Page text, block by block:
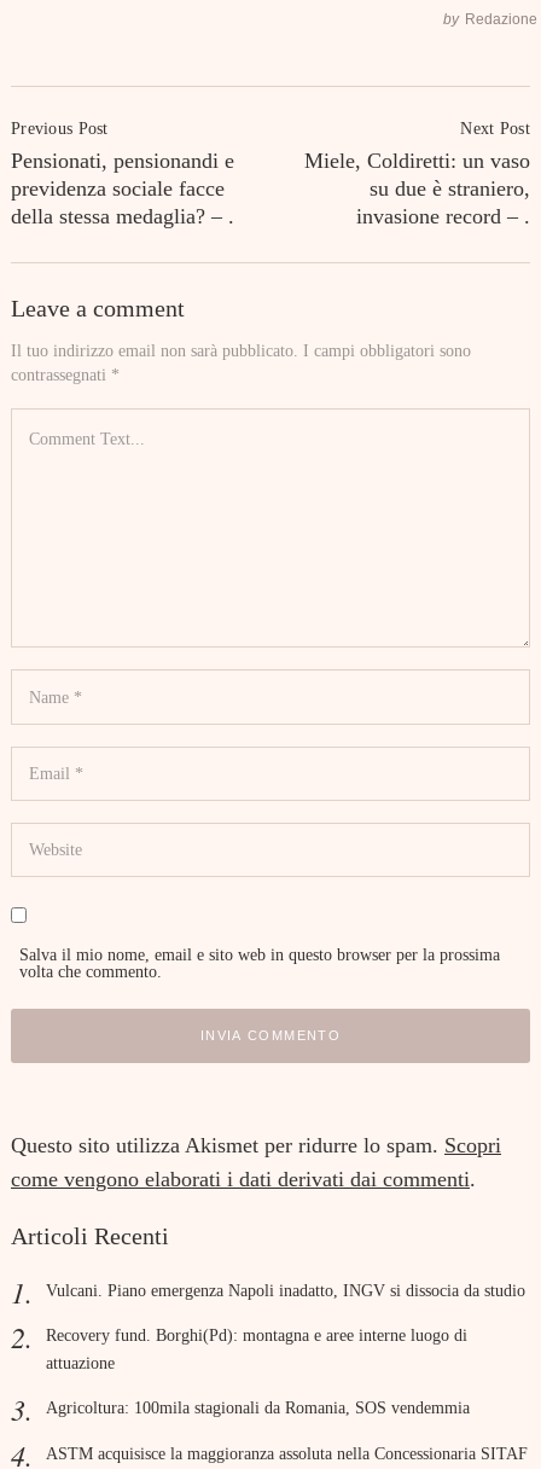
by Redazione
Navigation
Previous Post
Pensionati, pensionandi e
previdenza sociale facce
della stessa medaglia? – .
Next Post
Miele, Coldiretti: un vaso
su due è straniero,
invasione record – .
Leave a comment
Il tuo indirizzo email non sarà pubblicato. I campi obbligatori sono
contrassegnati *
Salva il mio nome, email e sito web in questo browser per la prossima
volta che commento.
Questo sito utilizza Akismet per ridurre lo spam. Scopri
come vengono elaborati i dati derivati dai commenti.
Articoli Recenti
Vulcani. Piano emergenza Napoli inadatto, INGV si dissocia da studio
Recovery fund. Borghi(Pd): montagna e aree interne luogo di
attuazione
Agricoltura: 100mila stagionali da Romania, SOS vendemmia
ASTM acquisisce la maggioranza assoluta nella Concessionaria SITAF